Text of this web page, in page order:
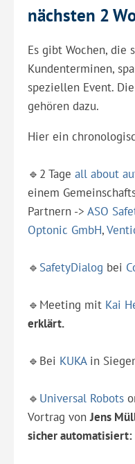
nächsten 2
Es gibt Wochen,
Kundenterminen,
speziellen Event.
gehören dazu.
Hier ein
🔹2 Tage all about
einem
Partnern -> ASO
Optonic GmbH,
🔹 SafetyDialog bei
🔹Meeting mit Kai
erklärt.
🔹Bei KUKAin
🔹 Universal Robots
Vortrag vonJens
sicher automatisiert: